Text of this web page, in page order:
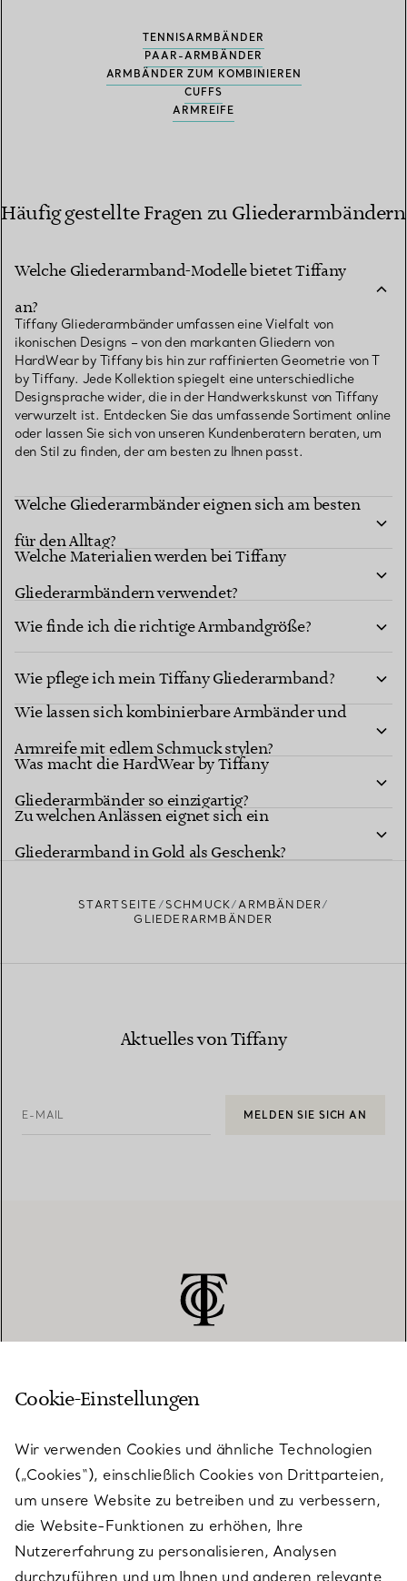
TENNISARMBÄNDER
PAAR-ARMBÄNDER
ARMBÄNDER ZUM KOMBINIEREN
CUFFS
ARMREIFE
Häufig gestellte Fragen zu Gliederarmbändern
Welche Gliederarmband-Modelle bietet Tiffany
an?
Tiffany Gliederarmbänder umfassen eine Vielfalt von
ikonischen Designs – von den markanten Gliedern von
HardWear by Tiffany bis hin zur raffinierten Geometrie von T
by Tiffany. Jede Kollektion spiegelt eine unterschiedliche
Designsprache wider, die in der Handwerkskunst von Tiffany
verwurzelt ist. Entdecken Sie das umfassende Sortiment online
oder lassen Sie sich von unseren Kundenberatern beraten, um
den Stil zu finden, der am besten zu Ihnen passt.
Welche Gliederarmbänder eignen sich am besten
für den Alltag?
Welche Materialien werden bei Tiffany
Gliederarmbändern verwendet?
Wie finde ich die richtige Armbandgröße?
Wie pflege ich mein Tiffany Gliederarmband?
Wie lassen sich kombinierbare Armbänder und
Armreife mit edlem Schmuck stylen?
Was macht die HardWear by Tiffany
Gliederarmbänder so einzigartig?
Zu welchen Anlässen eignet sich ein
Gliederarmband in Gold als Geschenk?
STARTSEITE SCHMUCK
ARMBÄNDER
GLIEDERARMBÄNDER
Aktuelles von Tiffany
E-MAIL MELDEN SIE SICH AN
KUNDENSERVICE
SERVICES
ÜBER TIFFANY & CO.
Cookie-Einstellungen
Wir verwenden Cookies und ähnliche Technologien
(„Cookies“), einschließlich Cookies von Drittparteien,
um unsere Website zu betreiben und zu verbessern,
die Website-Funktionen zu erhöhen, Ihre
Nutzererfahrung zu personalisieren, Analysen
durchzuführen und um Ihnen und anderen relevante